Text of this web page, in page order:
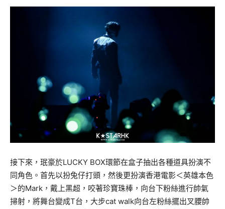
接下來，珉豪於LUCKY BOX環節在盒子抽出各種道具扮演不
同角色。首先以扮兔仔打頭，然後更扮演香港電影＜英雄本色
＞的Mark，戴上黑超，咬著珍寶珠棒，向台下粉絲進行帥氣
掃射，將舞台變成T台，大步cat walk向台左粉絲擺出叉腰帥